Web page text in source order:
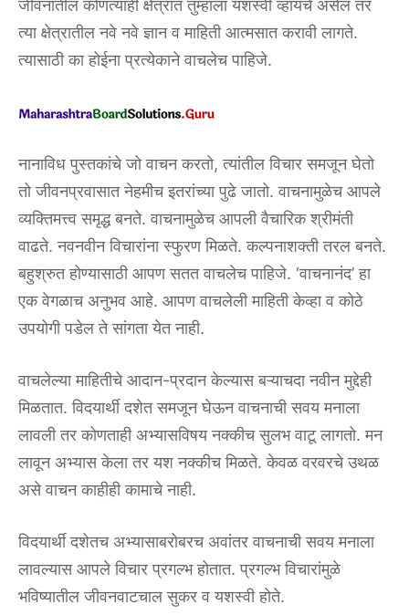
जीवनातील कोणत्याही क्षेत्रात तुम्हाला यशस्वी व्हायचे असेल तर
त्या क्षेत्रातील नवे नवे ज्ञान व माहिती आत्मसात करावी लागते.
त्यासाठी का होईना प्रत्येकाने वाचलेच पाहिजे.
नानाविध पुस्तकांचे जो वाचन करतो, त्यांतील विचार समजून घेतो
तो जीवनप्रवासात नेहमीच इतरांच्या पुढे जातो. वाचनामुळेच आपले
व्यक्तिमत्त्व समृद्ध बनते. वाचनामुळेच आपली वैचारिक श्रीमंती
वाढते. नवनवीन विचारांना स्फुरण मिळते. कल्पनाशक्ती तरल बनते.
बहुश्रुत होण्यासाठी आपण सतत वाचलेच पाहिजे. ‘वाचनानंद’ हा
एक वेगळाच अनुभव आहे. आपण वाचलेली माहिती केव्हा व कोठे
उपयोगी पडेल ते सांगता येत नाही.
वाचलेल्या माहितीचे आदान-प्रदान केल्यास बऱ्याचदा नवीन मुद्देही
मिळतात. विदयार्थी दशेत समजून घेऊन वाचनाची सवय मनाला
लावली तर कोणताही अभ्यासविषय नक्कीच सुलभ वाटू लागतो. मन
लावून अभ्यास केला तर यश नक्कीच मिळते. केवळ वरवरचे उथळ
असे वाचन काहीही कामाचे नाही.
विदयार्थी दशेतच अभ्यासाबरोबरच अवांतर वाचनाची सवय मनाला
लावल्यास आपले विचार प्रगल्भ होतात. प्रगल्भ विचारांमुळे
भविष्यातील जीवनवाटचाल सुकर व यशस्वी होते.